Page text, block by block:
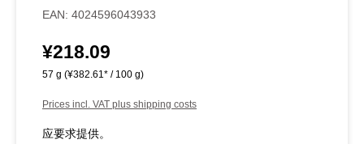
EAN: 4024596043933
Regular price:
¥218.09
57 g (¥382.61* / 100 g)
Prices incl. VAT plus shipping costs
应要求提供。